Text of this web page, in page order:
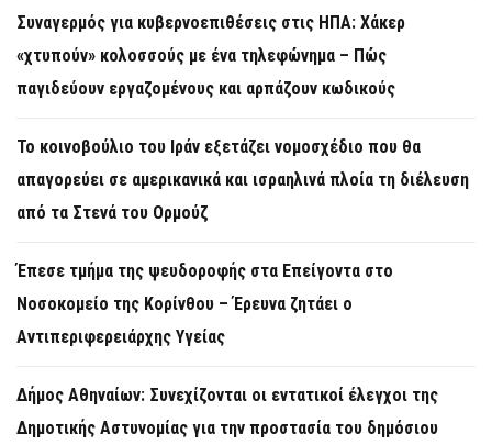
Συναγερμός για κυβερνοεπιθέσεις στις ΗΠΑ: Χάκερ
«χτυπούν» κολοσσούς με ένα τηλεφώνημα – Πώς
παγιδεύουν εργαζομένους και αρπάζουν κωδικούς
Το κοινοβούλιο του Ιράν εξετάζει νομοσχέδιο που θα
απαγορεύει σε αμερικανικά και ισραηλινά πλοία τη διέλευση
από τα Στενά του Ορμούζ
Έπεσε τμήμα της ψευδοροφής στα Επείγοντα στο
Νοσοκομείο της Κορίνθου – Έρευνα ζητάει ο
Αντιπεριφερειάρχης Υγείας
Δήμος Αθηναίων: Συνεχίζονται οι εντατικοί έλεγχοι της
Δημοτικής Αστυνομίας για την προστασία του δημόσιου